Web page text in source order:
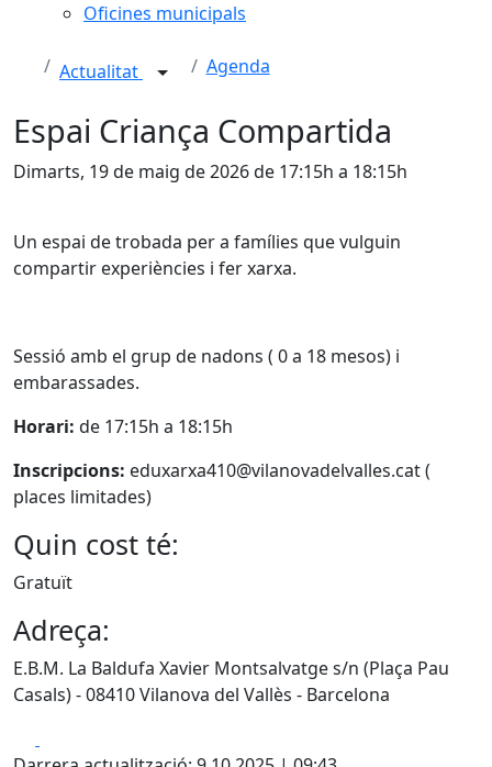
Oficines municipals
Actualitat Agenda
Espai Criança Compartida
Dimarts, 19 de maig de 2026 de 17:15h a 18:15h
Un espai de trobada per a famílies que vulguin
compartir experiències i fer xarxa.
Sessió amb el grup de nadons ( 0 a 18 mesos) i
embarassades.
Horari: de 17:15h a 18:15h
Inscripcions: eduxarxa410@vilanovadelvalles.cat (
places limitades)
Quin cost té:
Gratuït
Adreça:
E.B.M. La Baldufa Xavier Montsalvatge s/n (Plaça Pau
Casals) - 08410 Vilanova del Vallès - Barcelona